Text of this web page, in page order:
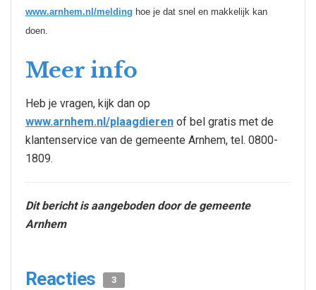
www.arnhem.nl/melding hoe je dat snel en makkelijk kan
doen.
Meer info
Heb je vragen, kijk dan op
www.arnhem.nl/plaagdieren of bel gratis met de
klantenservice van de gemeente Arnhem, tel. 0800-
1809.
Dit bericht is aangeboden door de gemeente
Arnhem
Reacties 3